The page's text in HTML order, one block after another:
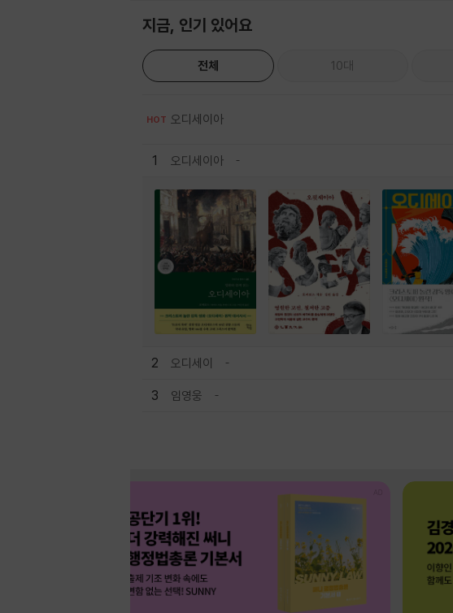
지금, 인기 있어요
전체 10대
HOT 오디세이아
1 오디세이아
2 오디세이
3 임영웅